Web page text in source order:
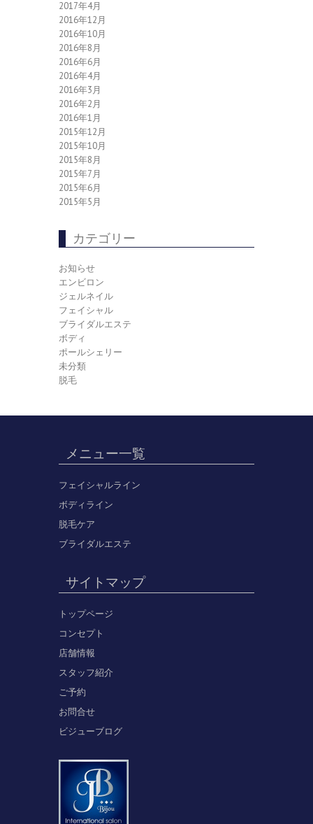
2017年4月
2016年12月
2016年10月
2016年8月
2016年6月
2016年4月
2016年3月
2016年2月
2016年1月
2015年12月
2015年10月
2015年8月
2015年7月
2015年6月
2015年5月
カテゴリー
お知らせ
エンビロン
ジェルネイル
フェイシャル
ブライダルエステ
ボディ
ポールシェリー
未分類
脱毛
メニュー一覧
フェイシャルライン
ボディライン
脱毛ケア
ブライダルエステ
サイトマップ
トップページ
コンセプト
店舗情報
スタッフ紹介
ご予約
お問合せ
ビジューブログ